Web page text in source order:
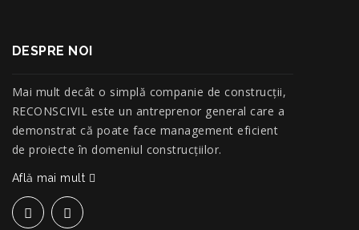
DESPRE NOI
Mai mult decât o simplă companie de construcţii,
RECONSCIVIL este un antreprenor general care a
demonstrat că poate face management eficient
de proiecte în domeniul construcțiilor.
Află mai mult